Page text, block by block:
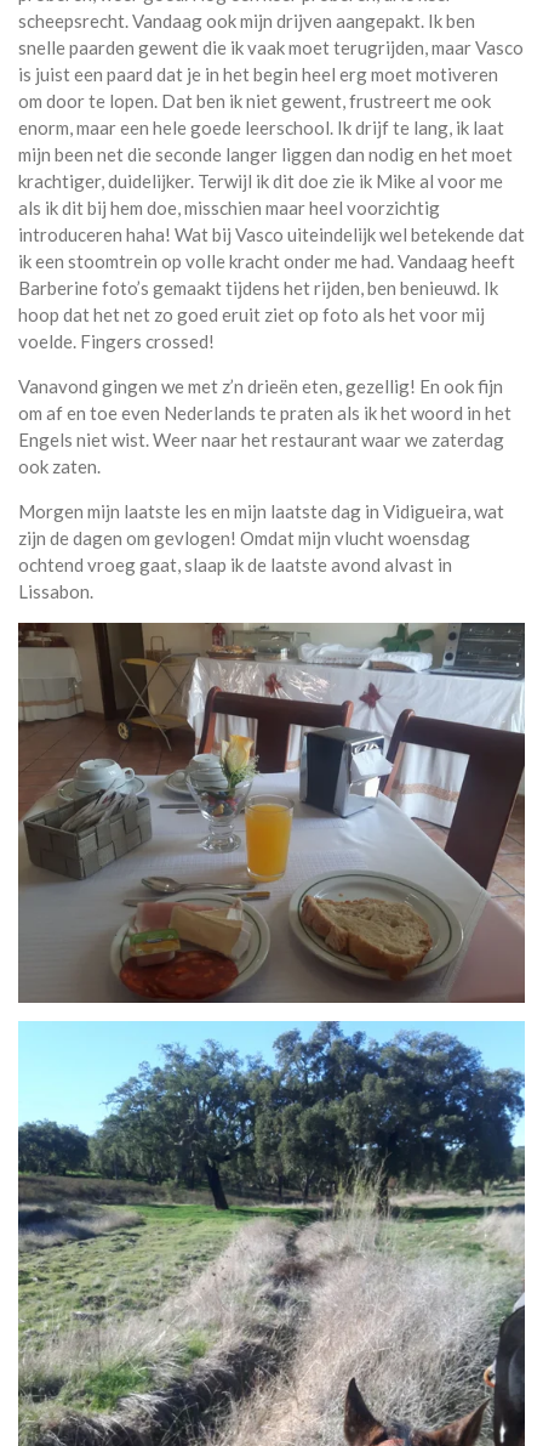
scheepsrecht. Vandaag ook mijn drijven aangepakt. Ik ben
snelle paarden gewent die ik vaak moet terugrijden, maar Vasco
is juist een paard dat je in het begin heel erg moet motiveren
om door te lopen. Dat ben ik niet gewent, frustreert me ook
enorm, maar een hele goede leerschool. Ik drijf te lang, ik laat
mijn been net die seconde langer liggen dan nodig en het moet
krachtiger, duidelijker. Terwijl ik dit doe zie ik Mike al voor me
als ik dit bij hem doe, misschien maar heel voorzichtig
introduceren haha! Wat bij Vasco uiteindelijk wel betekende dat
ik een stoomtrein op volle kracht onder me had. Vandaag heeft
Barberine foto’s gemaakt tijdens het rijden, ben benieuwd. Ik
hoop dat het net zo goed eruit ziet op foto als het voor mij
voelde. Fingers crossed!
Vanavond gingen we met z’n drieën eten, gezellig! En ook fijn
om af en toe even Nederlands te praten als ik het woord in het
Engels niet wist. Weer naar het restaurant waar we zaterdag
ook zaten.
Morgen mijn laatste les en mijn laatste dag in Vidigueira, wat
zijn de dagen om gevlogen! Omdat mijn vlucht woensdag
ochtend vroeg gaat, slaap ik de laatste avond alvast in
Lissabon.